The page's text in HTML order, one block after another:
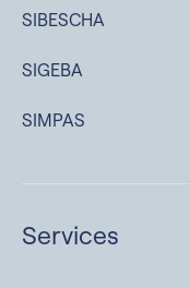
SIBESCHA
SIGEBA
SIMPAS
Services